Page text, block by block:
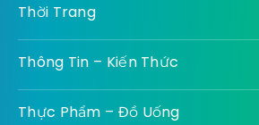
Thời Trang
Thông Tin – Kiến Thức
Thực Phẩm – Đồ Uống